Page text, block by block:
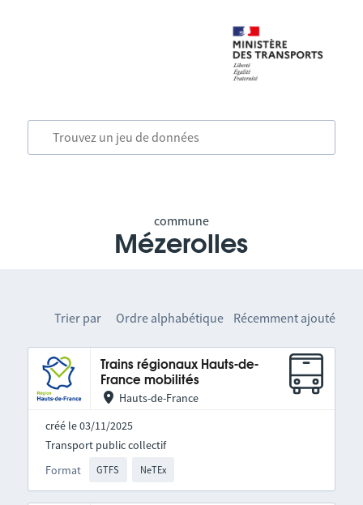
commune
Mézerolles
Trier par Ordre alphabétique Récemment ajouté
Trains régionaux Hauts-de-
France mobilités
Hauts-de-France
créé le 03/11/2025
Format GTFS NeTEx
Transport public collectif